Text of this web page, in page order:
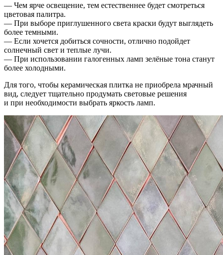
— Чем ярче освещение, тем естественнее будет смотреться
цветовая палитра.
— При выборе приглушенного света краски будут выглядеть
более темными.
— Если хочется добиться сочности, отлично подойдет
солнечный свет и теплые лучи.
— При использовании галогенных ламп зелёные тона станут
более холодными.
Для того, чтобы керамическая плитка не приобрела мрачный
вид, следует тщательно продумать световые решения
и при необходимости выбрать яркость ламп.